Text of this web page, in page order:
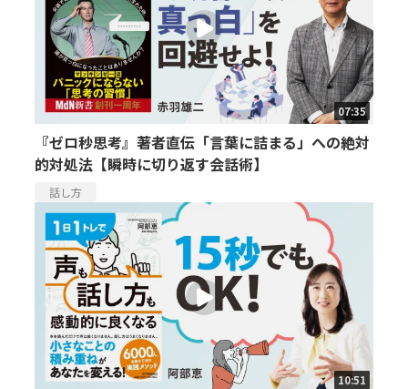
07:35
『ゼロ秒思考』著者直伝「言葉に詰まる」への絶対
的対処法【瞬時に切り返す会話術】
話し方
10:51